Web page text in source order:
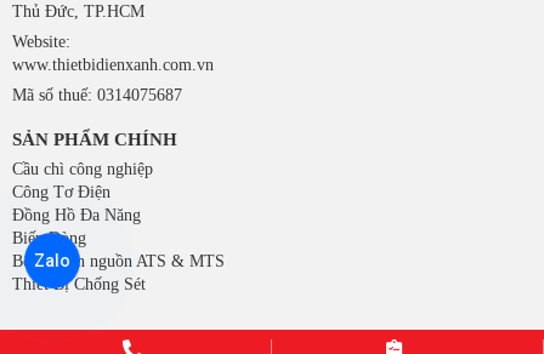
Thủ Đức, TP.HCM
Website:
www.thietbidienxanh.com.vn
Mã số thuế: 0314075687
SẢN PHẨM CHÍNH
Cầu chì công nghiệp
Công Tơ Điện
Đồng Hồ Đa Năng
Biến Dòng
Bộ chuyển nguồn ATS & MTS
Thiết Bị Chống Sét
Zalo